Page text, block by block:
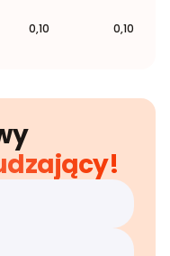
0,10 0,10